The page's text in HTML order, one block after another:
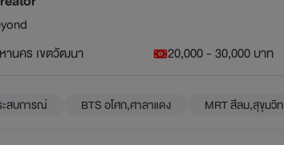
านคร เขตวัฒนา 20,000 - 30,000 บาท
ะสบการณ์ BTS อโศก,ศาลาแดง MRT สีลม,สุขุมวิท